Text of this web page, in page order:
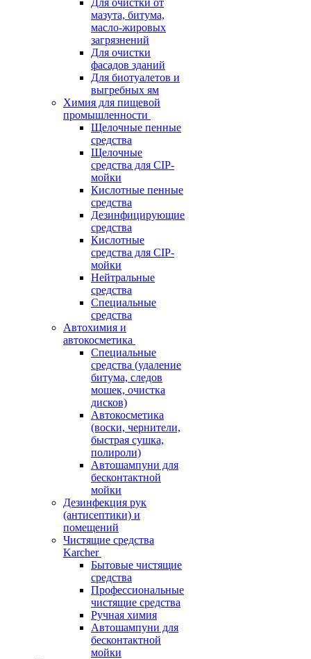
Для очистки от
мазута, битума,
масло-жировых
загрязнений
Для очистки
фасадов зданий
Для биотуалетов и
выгребных ям
Химия для пищевой
промышленности
Щелочные пенные
средства
Щелочные
средства для CIP-
мойки
Кислотные пенные
средства
Дезинфицирующие
средства
Кислотные
средства для CIP-
мойки
Нейтральные
средства
Специальные
средства
Автохимия и
автокосметика
Специальные
средства (удаление
битума, следов
мошек, очистка
дисков)
Автокосметика
(воски, чернители,
быстрая сушка,
полироли)
Автошампуни для
бесконтактной
мойки
Дезинфекция рук
(антисептики) и
помещений
Чистящие средства
Karcher
Бытовые чистящие
средства
Профессиональные
чистящие средства
Ручная химия
Автошампуни для
бесконтактной
мойки